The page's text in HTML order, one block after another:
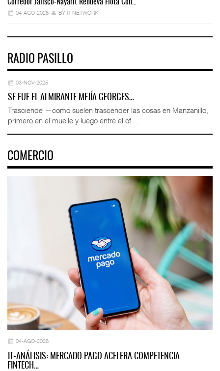
Corredor Jalisco-Nayarit Renueva Flota Con…
04-AGO-2026 BY IT-NETWORK
RADIO PASILLO
03-NOV-2025
SE FUE EL ALMIRANTE MEJÍA GEORGES…
Trasciende —como suelen trascender las cosas en Manzanillo,
primero en el muelle y luego entre el of ...
COMERCIO
04-AGO-2026
IT-ANÁLISIS: MERCADO PAGO ACELERA COMPETENCIA
FINTECH…